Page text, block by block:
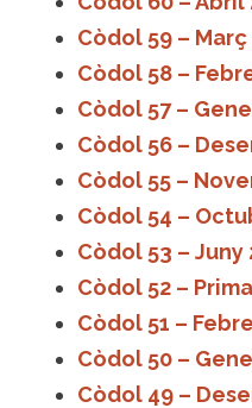
Còdol 59 – Març
Còdol 58 –
Còdol 57 –
Còdol 56 –
Còdol 55 –
Còdol 54 –
Còdol 53 – Juny
Còdol 52 –
Còdol 51 –
Còdol 50 –
Còdol 49 –